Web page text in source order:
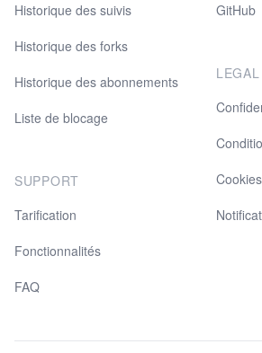
Historique des suivis
Historique des forks
Historique des abonnements
Liste de blocage
SUPPORT
Tarification
Fonctionnalités
FAQ
GitHub
LEGAL
Cookies